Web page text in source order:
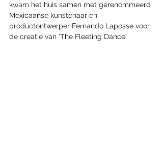
kwam het huis samen met gerenommeerd
Mexicaanse kunstenaar en
productontwerper Fernando Laposse voor
de creatie van 'The Fleeting Dance'.